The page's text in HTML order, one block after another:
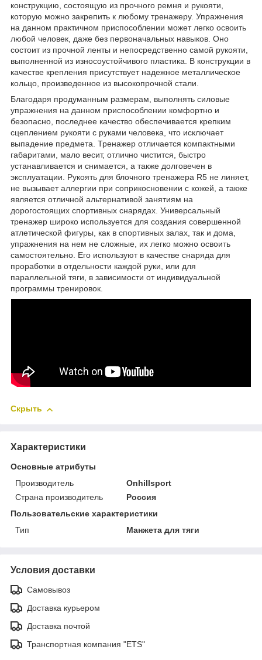
конструкцию, состоящую из прочного ремня и рукояти,
которую можно закрепить к любому тренажеру. Упражнения
на данном практичном приспособлении может легко освоить
любой человек, даже без первоначальных навыков. Оно
состоит из прочной ленты и непосредственно самой рукояти,
выполненной из износоустойчивого пластика. В конструкции в
качестве крепления присутствует надежное металлическое
кольцо, произведенное из высокопрочной стали.
Благодаря продуманным размерам, выполнять силовые
упражнения на данном приспособлении комфортно и
безопасно, последнее качество обеспечивается крепким
сцеплением рукояти с руками человека, что исключает
выпадение предмета. Тренажер отличается компактными
габаритами, мало весит, отлично чистится, быстро
устанавливается и снимается, а также долговечен в
эксплуатации. Рукоять для блочного тренажера R5 не линяет,
не вызывает аллергии при соприкосновении с кожей, а также
является отличной альтернативой занятиям на
дорогостоящих спортивных снарядах. Универсальный
тренажер широко используется для создания совершенной
атлетической фигуры, как в спортивных залах, так и дома,
упражнения на нем не сложные, их легко можно освоить
самостоятельно. Его используют в качестве снаряда для
проработки в отдельности каждой руки, или для
параллельной тяги, в зависимости от индивидуальной
программы тренировок.
Скрыть
Характеристики
Основные атрибуты
Производитель
Onhillsport
Страна производитель
Россия
Пользовательские характеристики
Тип
Манжета для тяги
Условия доставки
Самовывоз
Доставка курьером
Доставка почтой
Транспортная компания "ETS"